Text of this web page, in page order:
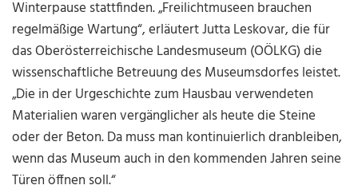
Winterpause stattfinden. „Freilichtmuseen brauchen
regelmäßige Wartung“, erläutert Jutta Leskovar, die für
das Oberösterreichische Landesmuseum (OÖLKG) die
wissenschaftliche Betreuung des Museumsdorfes leistet.
„Die in der Urgeschichte zum Hausbau verwendeten
Materialien waren vergänglicher als heute die Steine
oder der Beton. Da muss man kontinuierlich dranbleiben,
wenn das Museum auch in den kommenden Jahren seine
Türen öffnen soll.“